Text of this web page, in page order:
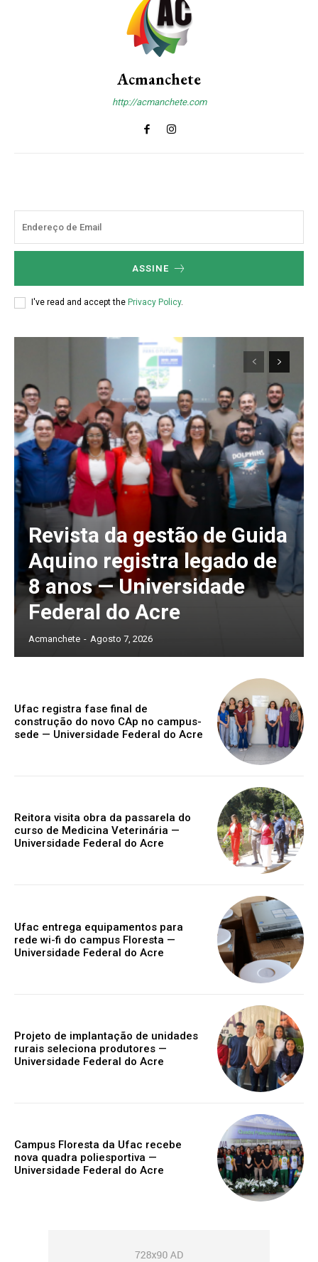
Acmanchete
http://acmanchete.com
ASSINE
I've read and accept the Privacy Policy.
Revista da gestão de Guida
Aquino registra legado de
8 anos — Universidade
Federal do Acre
Acmanchete - Agosto 7, 2026
Ufac registra fase final de
construção do novo CAp no campus-
sede — Universidade Federal do Acre
Reitora visita obra da passarela do
curso de Medicina Veterinária —
Universidade Federal do Acre
Ufac entrega equipamentos para
rede wi-fi do campus Floresta —
Universidade Federal do Acre
Projeto de implantação de unidades
rurais seleciona produtores —
Universidade Federal do Acre
Campus Floresta da Ufac recebe
nova quadra poliesportiva —
Universidade Federal do Acre